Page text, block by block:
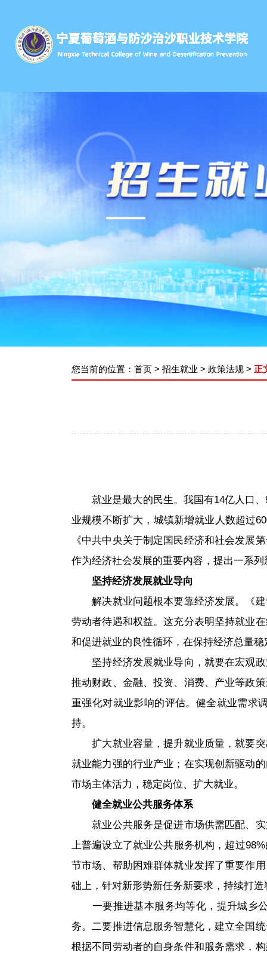
您当前的位置： 首页 > 招生就业 > 政策法规 > 正
就业是最大的民生。我国有14亿人口
业规模不断扩大，城镇新增就业人数超过
《中共中央关于制定国民经济和社会发展
作为经济社会发展的重要内容，提出一系
坚持经济发展就业导向
解决就业问题根本要靠经济发展。《
劳动者待遇和权益。这充分表明坚持就业
和促进就业的良性循环，在保持经济总量
坚持经济发展就业导向，就要在宏观
推动财政、金融、投资、消费、产业等政
重强化对就业影响的评估。健全就业需求
持。
扩大就业容量，提升就业质量，就要
就业能力强的行业产业；在实现创新驱动
市场主体活力，稳定岗位、扩大就业。
健全就业公共服务体系
就业公共服务是促进市场供需匹配、
上普遍设立了就业公共服务机构，超过
节市场、帮助困难群体就业发挥了重要作
础上，针对新形势新任务新要求，持续打
一要推进基本服务均等化，提升城乡
务。二要推进信息服务智慧化，建立全国
根据不同劳动者的自身条件和服务需求，